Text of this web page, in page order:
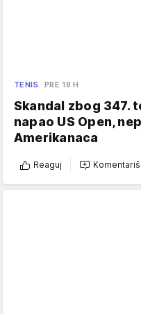
TENIS PRE 18 H
Skandal zbog 347.
napao US Open,
Amerikanaca
Reaguj Komentariši